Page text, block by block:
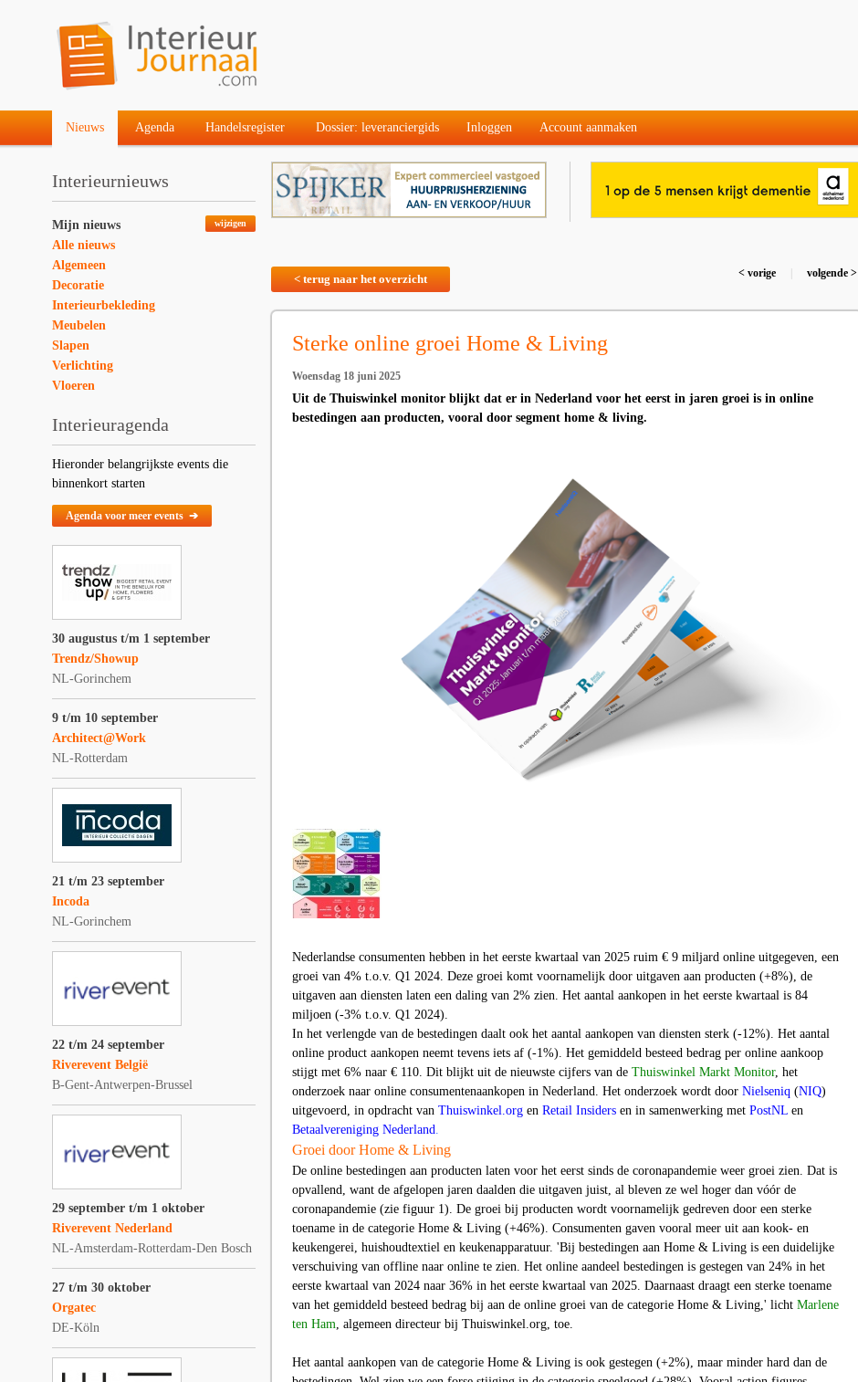
Nieuws Agenda Handelsregister Dossier: leveranciergids Inloggen Account aanmaken
Interieurnieuws
wijzigen
Mijn nieuws
Alle nieuws
Algemeen
Decoratie
Interieurbekleding
Meubelen
Slapen
Verlichting
Vloeren
Interieuragenda
Hieronder belangrijkste events die
binnenkort starten
Agenda voor meer events ➔
30 augustus t/m 1 september
Trendz/Showup
NL-Gorinchem
9 t/m 10 september
Architect@Work
NL-Rotterdam
21 t/m 23 september
Incoda
NL-Gorinchem
22 t/m 24 september
Riverevent België
B-Gent-Antwerpen-Brussel
29 september t/m 1 oktober
Riverevent Nederland
NL-Amsterdam-Rotterdam-Den Bosch
27 t/m 30 oktober
Orgatec
DE-Köln
< terug naar het overzicht < vorige volgende >
Sterke online groei Home & Living
Woensdag 18 juni 2025
Uit de Thuiswinkel monitor blijkt dat er in Nederland voor het eerst in jaren groei is in online
bestedingen aan producten, vooral door segment home & living.
Nederlandse consumenten hebben in het eerste kwartaal van 2025 ruim € 9 miljard online uitgegeven, een
groei van 4% t.o.v. Q1 2024. Deze groei komt voornamelijk door uitgaven aan producten (+8%), de
uitgaven aan diensten laten een daling van 2% zien. Het aantal aankopen in het eerste kwartaal is 84
miljoen (-3% t.o.v. Q1 2024).
In het verlengde van de bestedingen daalt ook het aantal aankopen van diensten sterk (-12%). Het aantal
online product aankopen neemt tevens iets af (-1%). Het gemiddeld besteed bedrag per online aankoop
stijgt met 6% naar € 110. Dit blijkt uit de nieuwste cijfers van de Thuiswinkel Markt Monitor, het
onderzoek naar online consumentenaankopen in Nederland. Het onderzoek wordt door Nielseniq (NIQ)
uitgevoerd, in opdracht van Thuiswinkel.org en Retail Insiders en in samenwerking met PostNL en
Betaalvereniging Nederland.
Groei door Home & Living
De online bestedingen aan producten laten voor het eerst sinds de coronapandemie weer groei zien. Dat is
opvallend, want de afgelopen jaren daalden die uitgaven juist, al bleven ze wel hoger dan vóór de
coronapandemie (zie figuur 1). De groei bij producten wordt voornamelijk gedreven door een sterke
toename in de categorie Home & Living (+46%). Consumenten gaven vooral meer uit aan kook- en
keukengerei, huishoudtextiel en keukenapparatuur. 'Bij bestedingen aan Home & Living is een duidelijke
verschuiving van offline naar online te zien. Het online aandeel bestedingen is gestegen van 24% in het
eerste kwartaal van 2024 naar 36% in het eerste kwartaal van 2025. Daarnaast draagt een sterke toename
van het gemiddeld besteed bedrag bij aan de online groei van de categorie Home & Living,' licht Marlene
ten Ham, algemeen directeur bij Thuiswinkel.org, toe.
Het aantal aankopen van de categorie Home & Living is ook gestegen (+2%), maar minder hard dan de